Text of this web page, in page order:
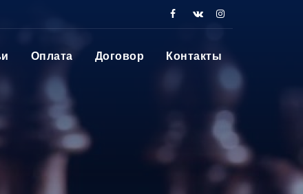
Оплата Договор Контакты